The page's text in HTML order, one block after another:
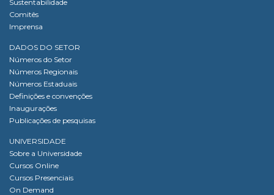
Sustentabilidade
Comitês
Imprensa
DADOS DO SETOR
Números do Setor
Números Regionais
Números Estaduais
Definições e convenções
Inaugurações
Publicações de pesquisas
UNIVERSIDADE
Sobre a Universidade
Cursos Online
Cursos Presenciais
On Demand